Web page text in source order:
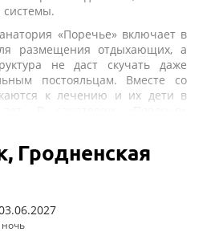
«Поречье» включает в
размещения отдыхающих, а
не даст скучать даже
постояльцам. Вместе со
к лечению и их дети в
представлены как
досуговые объекты для
так и увеселительные
словом, инфраструктура
Гродненская